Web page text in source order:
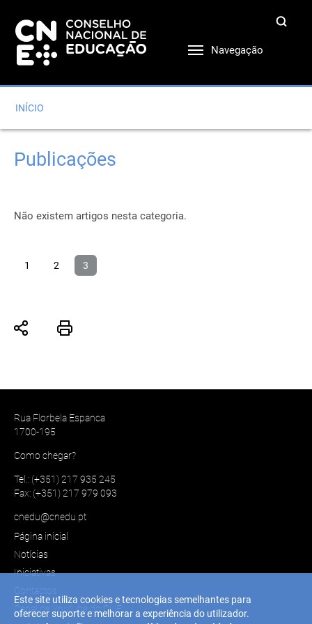
Navegação
INÍCIO
Publicações
Não existem artigos nesta categoria.
1 2 3
Rua Florbela Espanca
1700-195
Como chegar?
Tel.: (+351) 217 935 245
Fax: (+351) 217 979 093
cnedu@cnedu.pt
Página inicial
Notícias
Iniciativas
Contactos
Canal de Youtube do CNE
Este site utiliza cookies e tecnologias semelhantes para
oferecer suporte e melhorar a experiência do utilizador.